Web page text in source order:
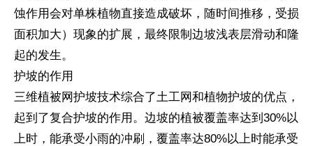
蚀作用会对单株植物直接造成破坏，随时间推移，受损
面积加大）现象的扩展，最终限制边坡浅表层滑动和隆
起的发生。
护坡的作用
三维植被网护坡技术综合了土工网和植物护坡的优点，
起到了复合护坡的作用。边坡的植被覆盖率达到30%以
上时，能承受小雨的冲刷，覆盖率达80%以上时能承受